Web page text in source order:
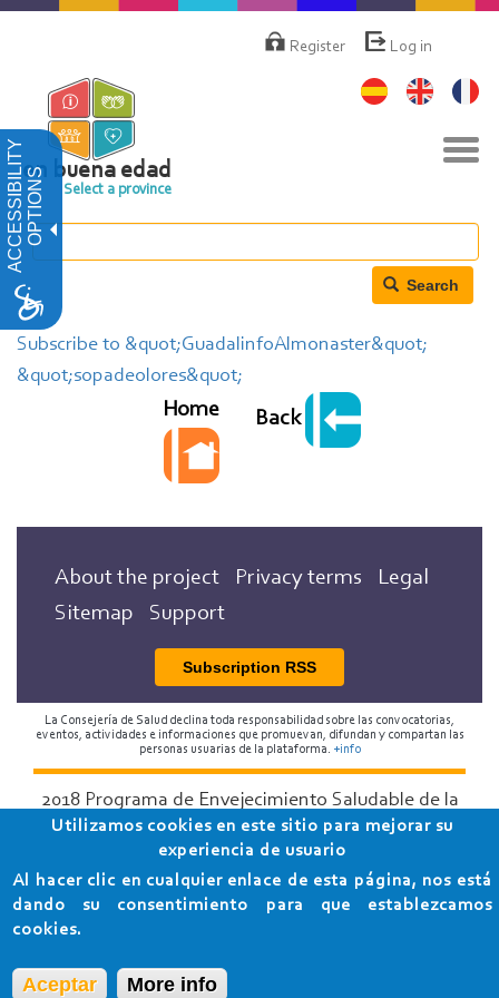
ACCESSIBILITYOPTIONS
Skip
content
deRegister Log in
en buena edad
Select a province
Search
Subscribe to &quot;GuadalinfoAlmonaster&quot;
&quot;sopadeolores&quot;
Home Back
About the project Privacy terms
Legal
Sitemap
Support
Subscription RSS
La Consejería de Salud declina toda responsabilidad sobre las convocatorias,
eventos, actividades e informaciones que promuevan, difundan y compartan las
personas usuarias de la plataforma. +info
2018 Programa de Envejecimiento Saludable de la
Consejería de Salud
Utilizamos cookies en este sitio para mejorar su
experiencia de usuario
Al hacer clic en cualquier enlace de esta página, nos está
dando su consentimiento para que establezcamos
cookies.
Aceptar More info